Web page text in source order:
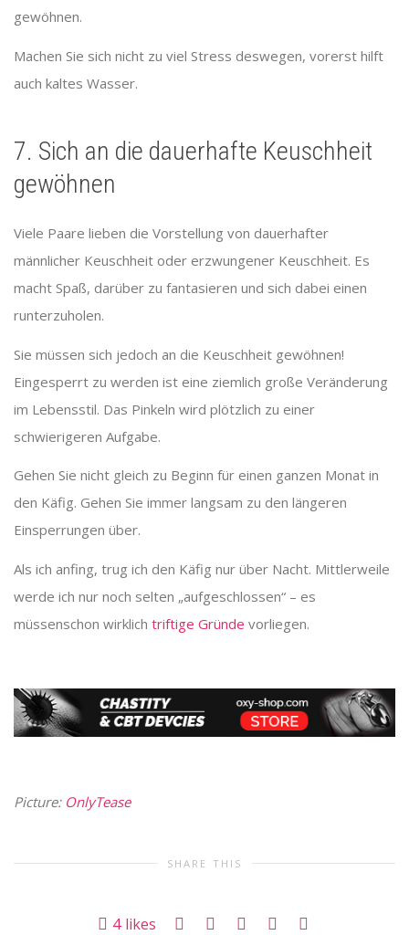
gewöhnen.
Machen Sie sich nicht zu viel Stress deswegen, vorerst hilft
auch kaltes Wasser.
7. Sich an die dauerhafte Keuschheit
gewöhnen
Viele Paare lieben die Vorstellung von dauerhafter
männlicher Keuschheit oder erzwungener Keuschheit. Es
macht Spaß, darüber zu fantasieren und sich dabei einen
runterzuholen.
Sie müssen sich jedoch an die Keuschheit gewöhnen!
Eingesperrt zu werden ist eine ziemlich große Veränderung
im Lebensstil. Das Pinkeln wird plötzlich zu einer
schwierigeren Aufgabe.
Gehen Sie nicht gleich zu Beginn für einen ganzen Monat in
den Käfig. Gehen Sie immer langsam zu den längeren
Einsperrungen über.
Als ich anfing, trug ich den Käfig nur über Nacht. Mittlerweile
werde ich nur noch selten „aufgeschlossen“ – es
müssenschon wirklich triftige Gründe vorliegen.
Picture: OnlyTease
SHARE THIS
4 likes